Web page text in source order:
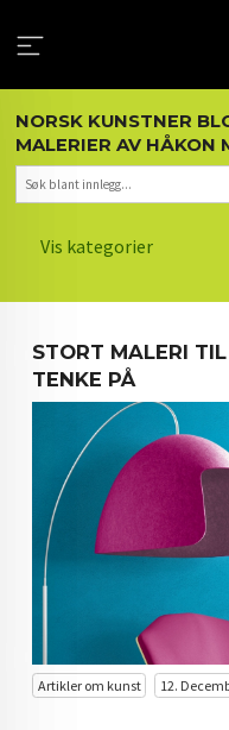
innholdet
NORSK KUNSTNER
MALERIER AV HÅKON
Vis kategorier
KUNST OG KUNSTNEREN
MALERIER BLOGG
ARTIKLER OM KUNST
INTERIØR OG KUNST
KUNST INVESTERING
KJØP KUNST TIL SALGS
STORT MALERI
TENKE PÅ
Artikler om kunst 12.